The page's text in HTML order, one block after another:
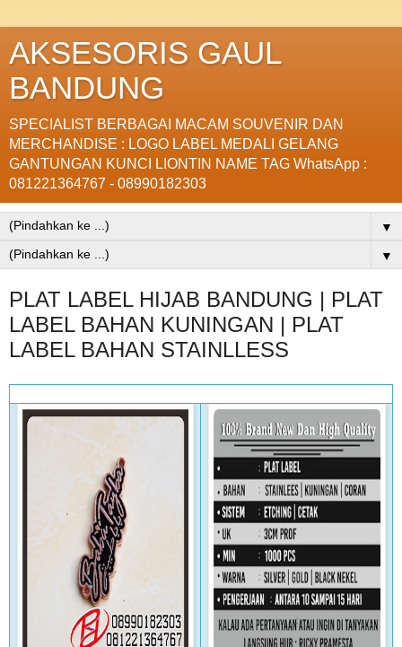
AKSESORIS GAUL
BANDUNG
SPECIALIST BERBAGAI MACAM SOUVENIR DAN
MERCHANDISE : LOGO LABEL MEDALI GELANG
GANTUNGAN KUNCI LIONTIN NAME TAG WhatsApp :
081221364767 - 08990182303
▼
▼
PLAT LABEL HIJAB BANDUNG | PLAT
LABEL BAHAN KUNINGAN | PLAT
LABEL BAHAN STAINLLESS